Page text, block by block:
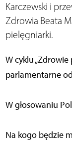
Karczewski i
Zdrowia Beata
pielęgniarki.
W cyklu
parlamentarne
W głosowaniu
Na kogo będzie